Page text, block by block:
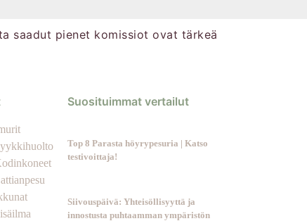
saadut pienet komissiot ovat tärkeä
Suosituimmat vertailut
Top 8 Parasta höyrypesuria | Katso
testivoittaja!
Siivouspäivä: Yhteisöllisyyttä ja
innostusta puhtaamman ympäristön